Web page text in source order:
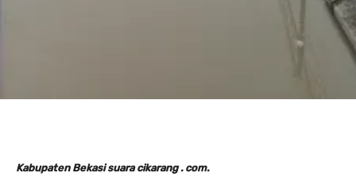
Kabupaten Bekasi suara cikarang . com.